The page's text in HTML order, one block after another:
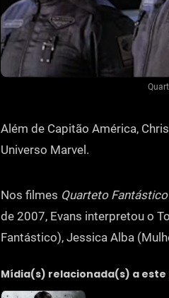
Além de Capitão América,
Universo Marvel.
Nos filmes Quarteto Fantástico
de 2007, Evans interpretou o
Fantástico), Jessica Alba
Mídia(s) relacionada(s) a